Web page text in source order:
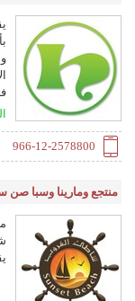
966-12-2578800
منتجع ومارينا وسبا